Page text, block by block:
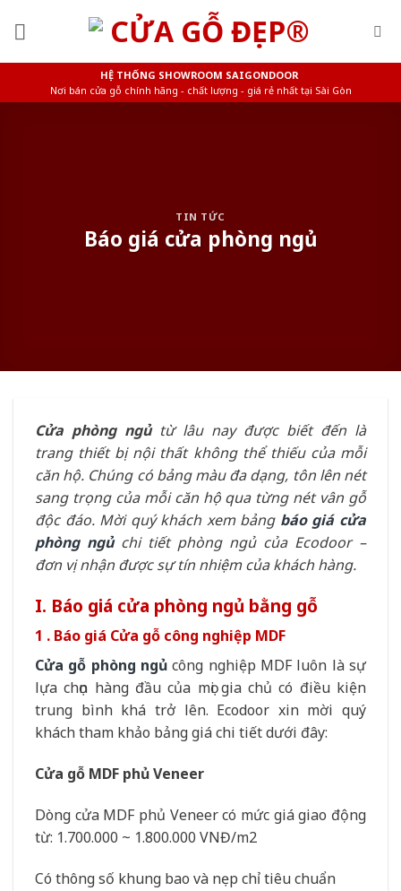
HỆ THỐNG SHOWROOM SAIGONDOOR
Nơi bán cửa gỗ chính hãng - chất lượng - giá rẻ nhất tại Sài Gòn
TIN TỨC
Báo giá cửa phòng ngủ
Cửa phòng ngủtừ lâu nay được biết đến là
trang thiết bị nội thất không thể thiếu của mỗi
căn hộ. Chúng có bảng màu đa dạng, tôn lên nét
sang trọng của mỗi căn hộ qua từng nét vân gỗ
độc đáo. Mời quý khách xem bảng báo giá cửa
phòng ngủchi tiết phòng ngủ của Ecodoor –
đơn vị nhận được sự tín nhiệm của khách hàng.
I. Báo giá cửa phòng ngủ bằng gỗ
1 . Báo giá Cửa gỗ công nghiệp MDF
Cửa gỗ phòng ngủ công nghiệp MDF luôn là sự
lựa chọn hàng đầu của mọi gia chủ có điều kiện
trung bình khá trở lên. Ecodoor xin mời quý
khách tham khảo bảng giá chi tiết dưới đây:
Cửa gỗ MDF phủ Veneer
Dòng cửa MDF phủ Veneer có mức giá giao động
từ: 1.700.000 ~ 1.800.000 VNĐ/m2
Có thông số khung bao và nẹp chỉ tiêu chuẩn